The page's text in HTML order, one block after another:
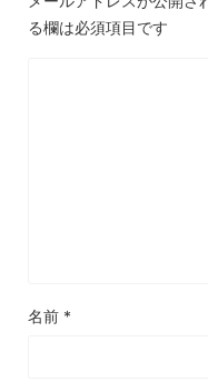
る欄は必須項目です
名前 *